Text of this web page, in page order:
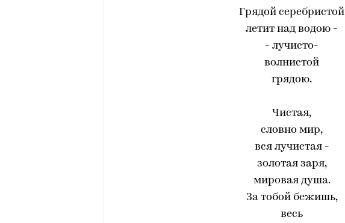
Грядой серебристой
летит над водою -
- лучисто-
волнистой
грядою.
Чистая,
словно мир,
вся лучистая -
золотая заря,
мировая душа.
За тобой бежишь,
весь